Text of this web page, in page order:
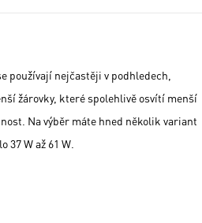
používají nejčastěji v podhledech,
žárovky, které spolehlivě osvítí menší
Na výběr máte hned několik variant
37 W až 61 W.